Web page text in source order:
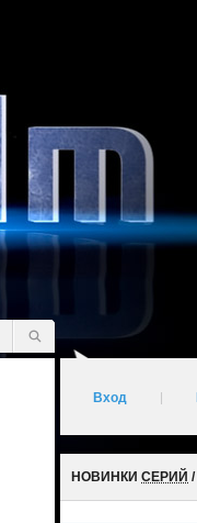
Вход
НОВИНКИ СЕРИЙ /